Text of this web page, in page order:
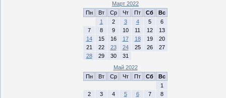
Март 2022
Пн
Вт Ср Чт Пт Сб
Вс
1
2 3 4 5
6
7
8 9 10 11 12
13
14
15 16 17 18 19
20
21
22 23 24 25 26
27
28
29 30
31
Май 2022
Пн
Вт Ср Чт Пт Сб
Вс
1
2
3 4 5 6 7
8